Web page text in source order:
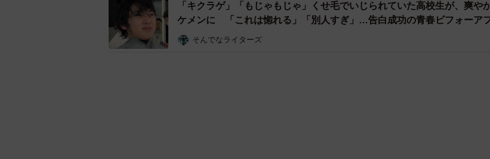
「キクラゲ」「もじゃもじゃ」くせ毛でいじられていた高校生が、爽や
ケメンに 「これは惚れる」「別人すぎ」…告白成功の青春ビフォーア
ー
そんでなライターズ